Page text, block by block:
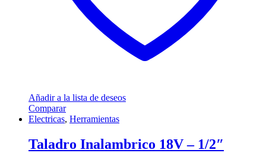
Añadir a la lista de deseos
Comparar
Electricas, Herramientas
Taladro Inalambrico 18V – 1/2″